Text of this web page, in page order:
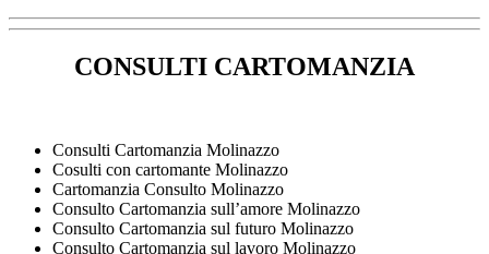
CONSULTI CARTOMANZIA
Consulti Cartomanzia Molinazzo
Cosulti con cartomante Molinazzo
Cartomanzia Consulto Molinazzo
Consulto Cartomanzia sull’amore Molinazzo
Consulto Cartomanzia sul futuro Molinazzo
Consulto Cartomanzia sul lavoro Molinazzo